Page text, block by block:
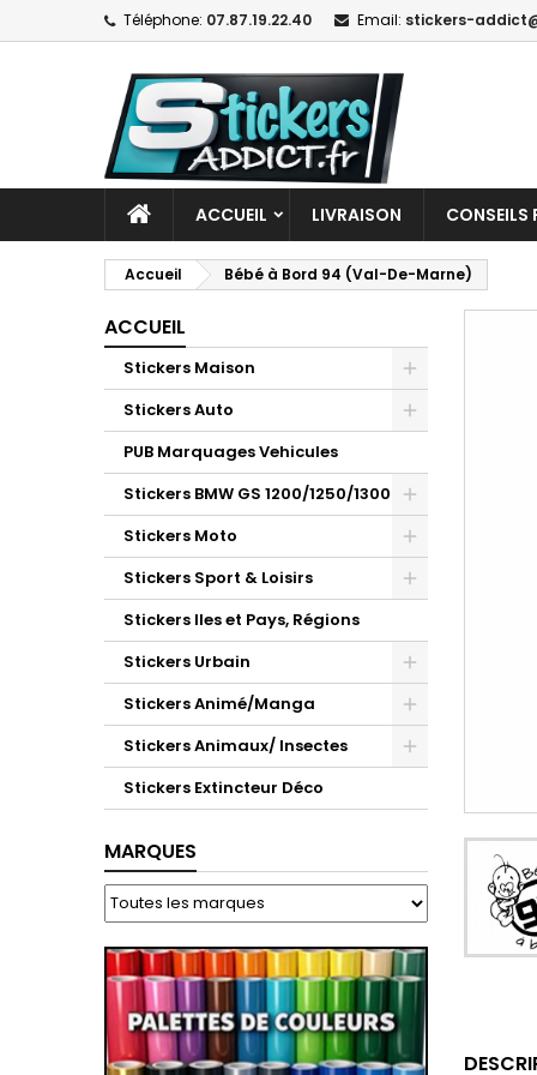
Téléphone: 07.87.19.22.40 Email: stickers-
ACCUEIL LIVRAISON CONSEILS
Accueil Bébé à Bord 94 (Val-De-Marne)
ACCUEIL
Stickers Maison
Stickers Auto
PUB Marquages Vehicules
Stickers BMW GS 1200/1250/1300
Stickers Moto
Stickers Sport & Loisirs
Stickers Iles et Pays, Régions
Stickers Urbain
Stickers Animé/Manga
Stickers Animaux/ Insectes
Stickers Extincteur Déco
MARQUES